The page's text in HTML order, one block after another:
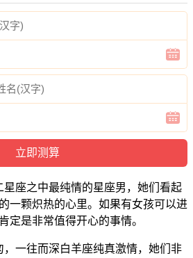
星座之中最纯情的星座男，她们看起
一颗炽热的心里。如果有女孩可以进
定是非常值得开心的事情。
，一往而深白羊座纯真激情，她们非